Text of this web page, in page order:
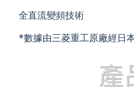
全直流變頻技術
*數據由三菱重工原廠經日